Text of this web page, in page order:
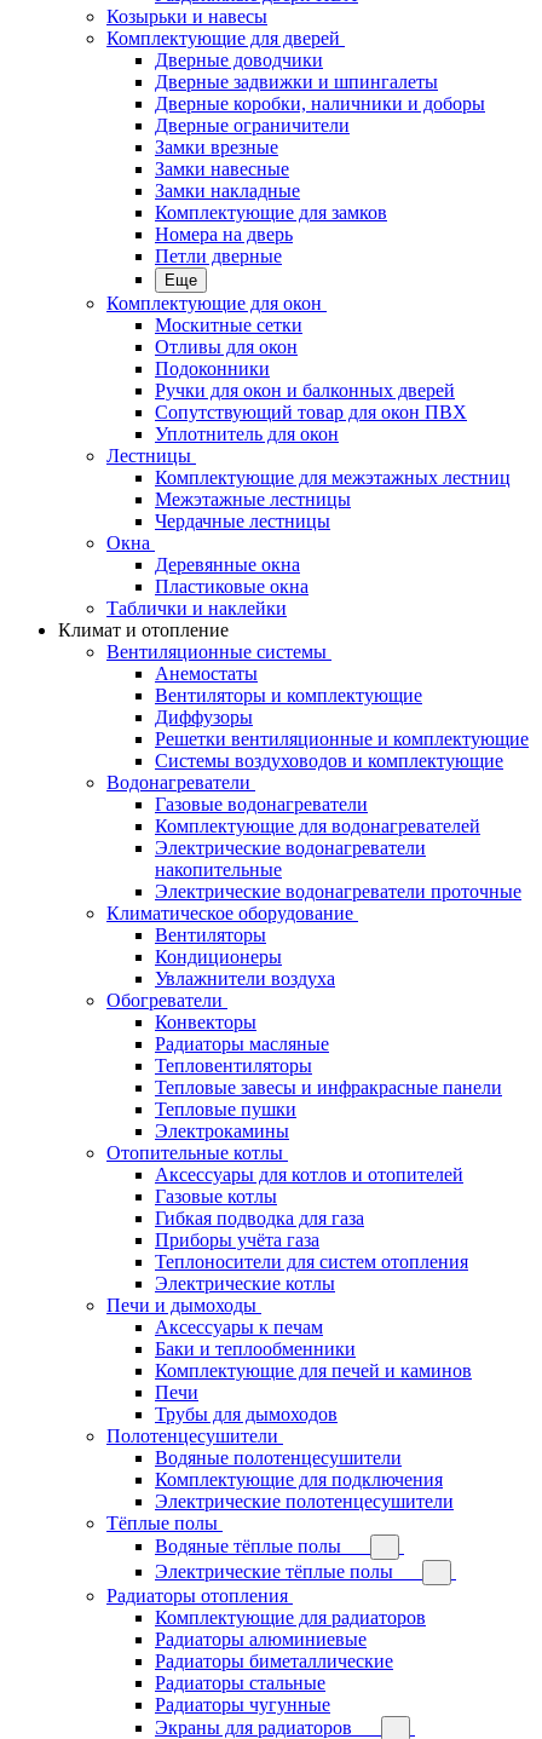
Козырьки и навесы
Комплектующие для дверей
Дверные доводчики
Дверные задвижки и шпингалеты
Дверные коробки, наличники и доборы
Дверные ограничители
Замки врезные
Замки навесные
Замки накладные
Комплектующие для замков
Номера на дверь
Петли дверные
Еще
Комплектующие для окон
Москитные сетки
Отливы для окон
Подоконники
Ручки для окон и балконных дверей
Сопутствующий товар для окон ПВХ
Уплотнитель для окон
Лестницы
Комплектующие для межэтажных лестниц
Межэтажные лестницы
Чердачные лестницы
Окна
Деревянные окна
Пластиковые окна
Таблички и наклейки
Климат и отопление
Вентиляционные системы
Анемостаты
Вентиляторы и комплектующие
Диффузоры
Решетки вентиляционные и комплектующие
Системы воздуховодов и комплектующие
Водонагреватели
Газовые водонагреватели
Комплектующие для водонагревателей
Электрические водонагреватели
накопительные
Электрические водонагреватели проточные
Климатическое оборудование
Вентиляторы
Кондиционеры
Увлажнители воздуха
Обогреватели
Конвекторы
Радиаторы масляные
Тепловентиляторы
Тепловые завесы и инфракрасные панели
Тепловые пушки
Электрокамины
Отопительные котлы
Аксессуары для котлов и отопителей
Газовые котлы
Гибкая подводка для газа
Приборы учёта газа
Теплоносители для систем отопления
Электрические котлы
Печи и дымоходы
Аксессуары к печам
Баки и теплообменники
Комплектующие для печей и каминов
Печи
Трубы для дымоходов
Полотенцесушители
Водяные полотенцесушители
Комплектующие для подключения
Электрические полотенцесушители
Тёплые полы
Водяные тёплые полы
Электрические тёплые полы
Радиаторы отопления
Комплектующие для радиаторов
Радиаторы алюминиевые
Радиаторы биметаллические
Радиаторы стальные
Радиаторы чугунные
Экраны для радиаторов